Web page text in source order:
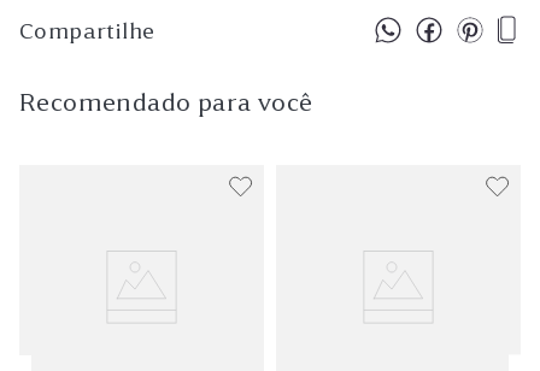
Compartilhe
Recomendado para você